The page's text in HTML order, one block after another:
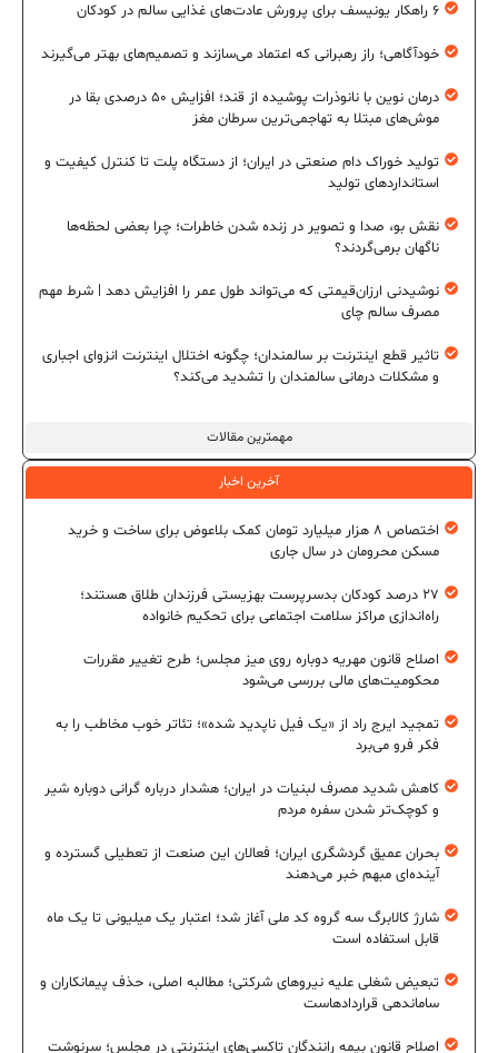
مهمترین مقالات
۶ راهکار یونیسف برای پرورش عادت‌های غذایی سالم در کودکان
خودآگاهی؛ راز رهبرانی که اعتماد می‌سازند و تصمیم‌های بهتر می‌گیرند
درمان نوین با نانوذرات پوشیده از قند؛ افزایش ۵۰ درصدی بقا در
موش‌های مبتلا به تهاجمی‌ترین سرطان مغز
تولید خوراک دام صنعتی در ایران؛ از دستگاه پلت تا کنترل کیفیت و
استانداردهای تولید
نقش بو، صدا و تصویر در زنده شدن خاطرات؛ چرا بعضی لحظه‌ها
ناگهان برمی‌گردند؟
نوشیدنی ارزان‌قیمتی که می‌تواند طول عمر را افزایش دهد | شرط مهم
مصرف سالم چای
تاثیر قطع اینترنت بر سالمندان؛ چگونه اختلال اینترنت انزوای اجباری
و مشکلات درمانی سالمندان را تشدید می‌کند؟
آخرین اخبار
اختصاص ۸ هزار میلیارد تومان کمک بلاعوض برای ساخت و خرید
مسکن محرومان در سال جاری
۲۷ درصد کودکان بدسرپرست بهزیستی فرزندان طلاق هستند؛
راه‌اندازی مراکز سلامت اجتماعی برای تحکیم خانواده
اصلاح قانون مهریه دوباره روی میز مجلس؛ طرح تغییر مقررات
محکومیت‌های مالی بررسی می‌شود
تمجید ایرج راد از «یک فیل ناپدید شده»؛ تئاتر خوب مخاطب را به
فکر فرو می‌برد
کاهش شدید مصرف لبنیات در ایران؛ هشدار درباره گرانی دوباره شیر
و کوچک‌تر شدن سفره مردم
بحران عمیق گردشگری ایران؛ فعالان این صنعت از تعطیلی گسترده و
آینده‌ای مبهم خبر می‌دهند
شارژ کالابرگ سه گروه کد ملی آغاز شد؛ اعتبار یک میلیونی تا یک ماه
قابل استفاده است
تبعیض شغلی علیه نیروهای شرکتی؛ مطالبه اصلی، حذف پیمانکاران و
ساماندهی قراردادهاست
اصلاح قانون بیمه رانندگان تاکسی‌های اینترنتی در مجلس؛ سرنوشت